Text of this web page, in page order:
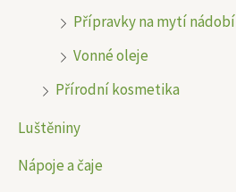
Přípravky na mytí nádobí
Vonné oleje
Přírodní kosmetika
Luštěniny
Nápoje a čaje